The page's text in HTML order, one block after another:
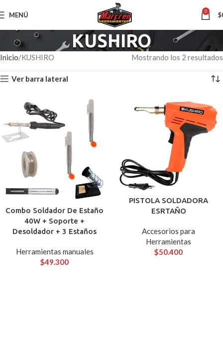
MENÚ 0 $
KUSHIRO
Inicio KUSHIRO Mostrando los 2 resultados
Ver barra lateral
Combo Soldador De Estaño
40W + Soporte +
Desoldador + 3 Estaños
Herramientas manuales
$49.300
PISTOLA SOLDADORA
ESRTAÑO
Accesorios para
Herramientas
$50.400